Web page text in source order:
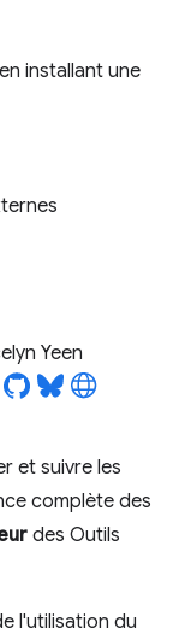
installant une
Yeen
et suivre les
complète des
des Outils
l'utilisation du